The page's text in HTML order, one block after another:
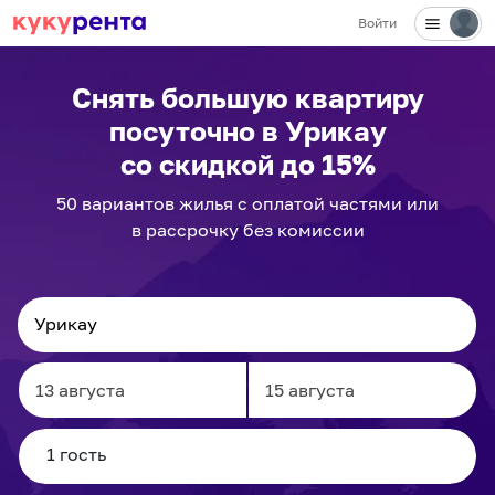
Войти
Снять большую квартиру
посуточно в Урикау
со скидкой до 15%
50 вариантов жилья с оплатой частями или
в рассрочку без комиссии
Navigate
forward
to
Navigate
to